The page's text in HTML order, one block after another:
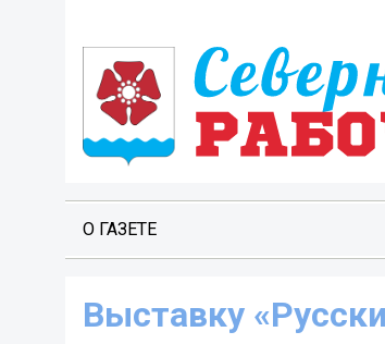
О ГАЗЕТЕ
Выставку